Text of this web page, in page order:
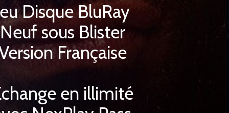
Disque BluRay
Neuf sous Blister
Française
en illimité